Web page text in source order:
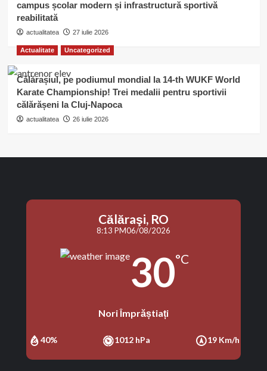
campus școlar modern și infrastructură sportivă
reabilitată
actualitatea 27 iulie 2026
Actualitate Uncategorized
Călărașiul, pe podiumul mondial la 14-th WUKF World
Karate Championship! Trei medalii pentru sportivii
călărășeni la Cluj-Napoca
actualitatea 26 iulie 2026
Călăraşi, RO
8:13 PM06/08/2026
30°C
Nori Împrăștiați
40% 1012 hPa 19 Km/h